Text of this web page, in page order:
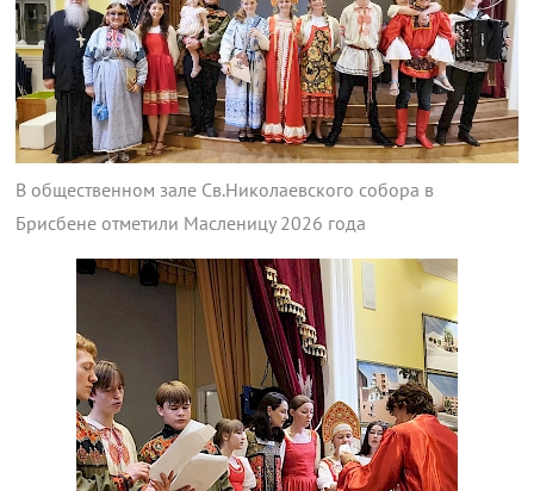
В общественном зале Св.Николаевского собора в
Брисбене отметили Масленицу 2026 года